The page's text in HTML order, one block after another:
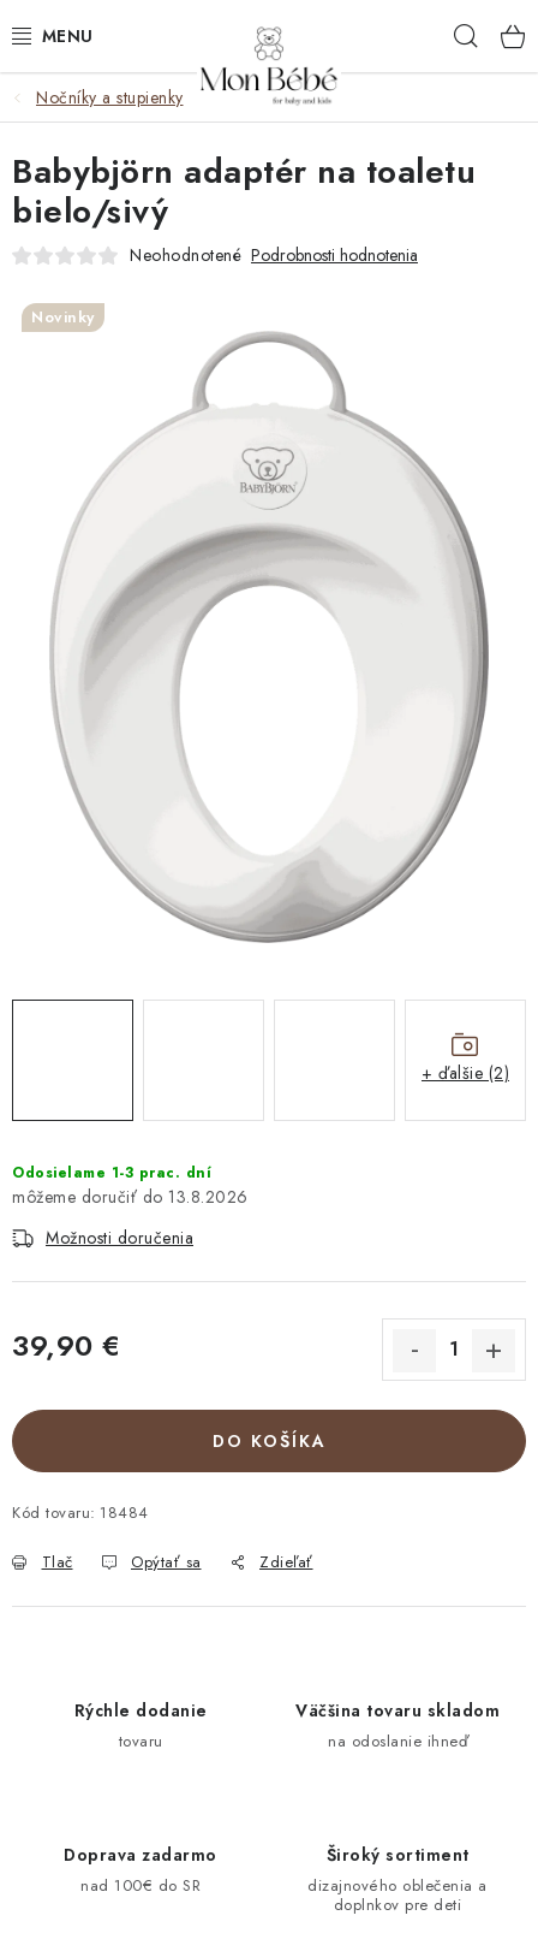
na
ZĽAVY
OBLEČENIE
VÝBAVA
DARČEKOVÉ BOXY
O nás
Všeobecné obchodné podmienky
Podmienky ochrany osobných údajov a poučenie o cookies
Reklamačný poriadok
Formulár na odstúpenie od zmluvy
Blog
Kontakty
Nočníky a stupienky
Odosielame 1-3 prac. dní
13.8.2026
Možnosti doručenia
39,90 €
DO KOŠÍKA
Kód tovaru: 18484
Tlač Opýtať sa Zdieľať
Babybjörn adaptér na toaletu
bielo/sivý
Neohodnotené Podrobnosti hodnotenia
Novinky
+ ďalšie (2)
Rýchle dodanie
tovaru
Väčšina tovaru skladom
na odoslanie ihneď
Doprava zadarmo
nad 100€ do SR
Široký sortiment
dizajnového oblečenia a
doplnkov pre deti